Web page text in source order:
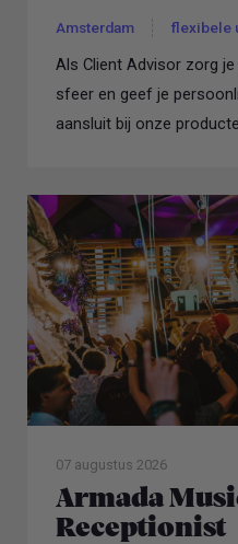
Amsterdam flexibele
Als Client Advisor zorg
sfeer en geef je
aansluit bij onze
07 augustus 2026
Armada
Receptionist